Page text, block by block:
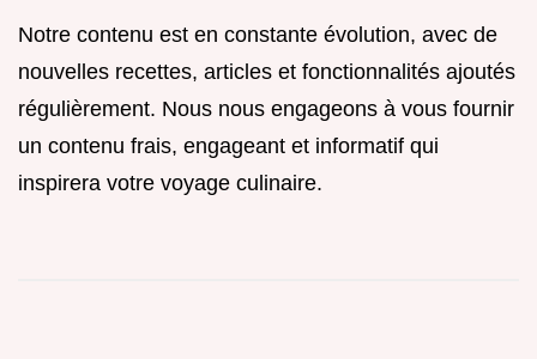
Notre contenu est en constante évolution, avec de
nouvelles recettes, articles et fonctionnalités ajoutés
régulièrement. Nous nous engageons à vous fournir
un contenu frais, engageant et informatif qui
inspirera votre voyage culinaire.